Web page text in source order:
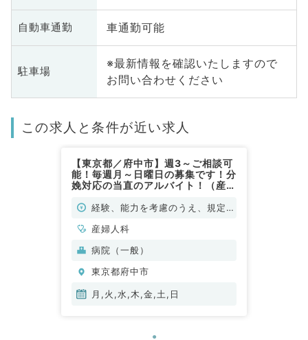
自動車通勤 車通勤可能
駐車場
※最新情報を確認いたしますので
お問い合わせください
この求人と条件が近い求人
【東京都／府中市】週3～ご相談可
能！毎週月～日曜日の募集です！分
娩対応の当直のアルバイト！（産婦
経験、能力を考慮のうえ、規定に
より決定
産婦人科
病院（一般）
東京都府中市
月,火,水,木,金,土,日